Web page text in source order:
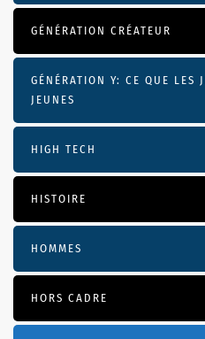
GÉNÉRATION CRÉATEUR
GÉNÉRATION Y: CE QUE LES
JEUNES
HIGH TECH
HISTOIRE
HOMMES
HORS CADRE